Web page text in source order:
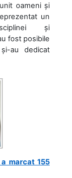
oameni și
un
și
fost posibile
au dedicat
marcat 155